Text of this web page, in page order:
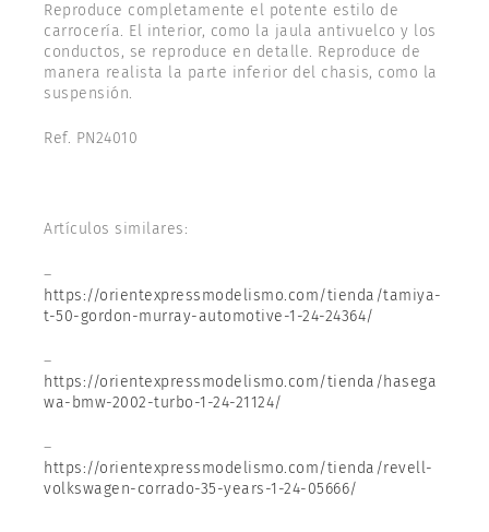
Reproduce completamente el potente estilo de
carrocería. El interior, como la jaula antivuelco y los
conductos, se reproduce en detalle. Reproduce de
manera realista la parte inferior del chasis, como la
suspensión.
Ref. PN24010
Artículos similares:
–
https://orientexpressmodelismo.com/tienda/tamiya-
t-50-gordon-murray-automotive-1-24-24364/
–
https://orientexpressmodelismo.com/tienda/hasega
wa-bmw-2002-turbo-1-24-21124/
–
https://orientexpressmodelismo.com/tienda/revell-
volkswagen-corrado-35-years-1-24-05666/